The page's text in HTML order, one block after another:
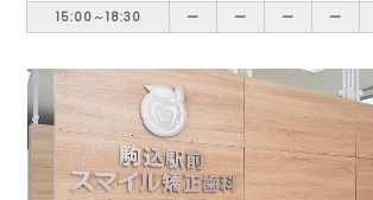
15:00～18:30
ー ー ー ー